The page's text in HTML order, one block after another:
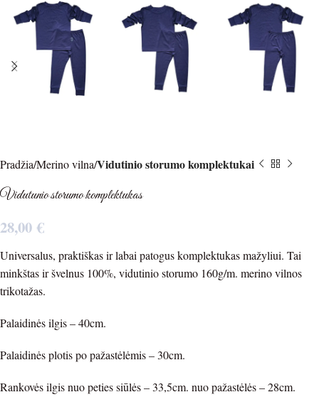
Pradžia Merino vilna Vidutinio storumo komplektukai
Vidutunio storumo komplektukas
28,00€
Universalus, praktiškas ir labai patogus komplektukas mažyliui. Tai
minkštas ir švelnus 100%, vidutinio storumo 160g/m. merino vilnos
trikotažas.
Palaidinės ilgis – 40cm.
Palaidinės plotis po pažastėlėmis – 30cm.
Rankovės ilgis nuo peties siūlės – 33,5cm. nuo pažastėlės – 28cm.